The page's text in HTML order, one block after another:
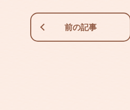
前の記事